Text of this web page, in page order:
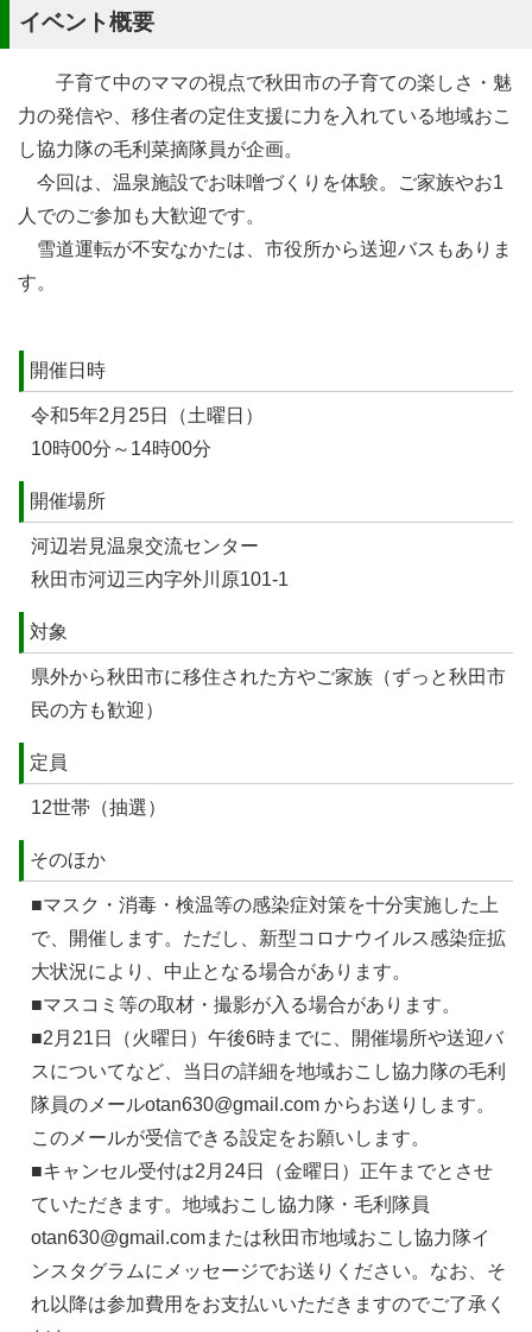
イベント概要
子育て中のママの視点で秋田市の子育ての楽しさ・魅
力の発信や、移住者の定住支援に力を入れている地域おこ
し協力隊の毛利菜摘隊員が企画。
今回は、温泉施設でお味噌づくりを体験。ご家族やお1
人でのご参加も大歓迎です。
雪道運転が不安なかたは、市役所から送迎バスもありま
す。
開催日時
令和5年2月25日（土曜日）
10時00分～14時00分
開催場所
河辺岩見温泉交流センター
秋田市河辺三内字外川原101-1
対象
県外から秋田市に移住された方やご家族（ずっと秋田市
民の方も歓迎）
定員
12世帯（抽選）
そのほか
■マスク・消毒・検温等の感染症対策を十分実施した上
で、開催します。ただし、新型コロナウイルス感染症拡
大状況により、中止となる場合があります。
■マスコミ等の取材・撮影が入る場合があります。
■2月21日（火曜日）午後6時までに、開催場所や送迎バ
スについてなど、当日の詳細を地域おこし協力隊の毛利
隊員のメールotan630@gmail.com からお送りします。
このメールが受信できる設定をお願いします。
■キャンセル受付は2月24日（金曜日）正午までとさせ
ていただきます。地域おこし協力隊・毛利隊員
otan630@gmail.comまたは秋田市地域おこし協力隊イ
ンスタグラムにメッセージでお送りください。なお、そ
れ以降は参加費用をお支払いいただきますのでご了承く